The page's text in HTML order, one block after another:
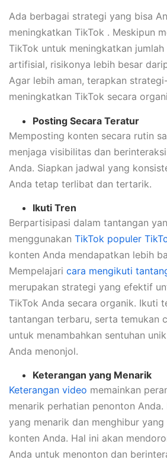
Ada berbagai strategi yang bisa
meningkatkan TikTok . Meskipun
TikTok untuk meningkatkan
artifisial, risikonya lebih besar
Agar lebih aman, terapkan
meningkatkan TikTok secara
Posting Secara Teratur
Memposting konten secara rutin
menjaga visibilitas dan
Anda. Siapkan jadwal yang
Anda tetap terlibat dan tertarik.
Ikuti Tren
Berpartisipasi dalam tantangan
menggunakan TikTok populer
konten Anda mendapatkan lebih
Mempelajari cara mengikuti
merupakan strategi yang efektif
TikTok Anda secara organik. Ikuti
tantangan terbaru, serta temukan
untuk menambahkan sentuhan
Anda menonjol.
Keterangan yang Menarik
Keterangan video memainkan
menarik perhatian penonton Anda.
yang menarik dan menghibur yang
konten Anda. Hal ini akan
Anda untuk menonton dan